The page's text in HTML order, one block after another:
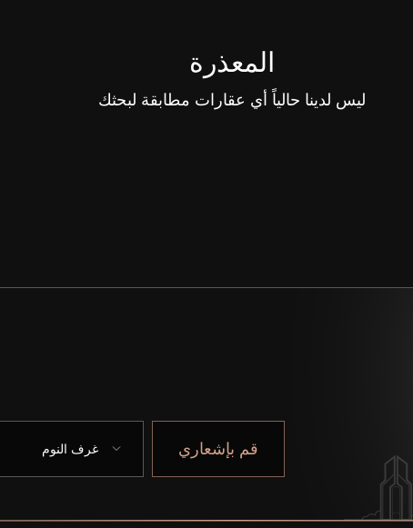
المعذرة
ليس لدينا حالياً أي عقارات مطابقة لبحثك
غرف النوم قم بإشعاري